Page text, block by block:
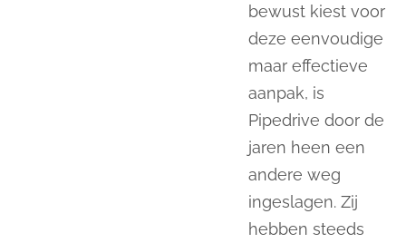
bewust kiest voor
deze eenvoudige
maar effectieve
aanpak, is
Pipedrive door de
jaren heen een
andere weg
ingeslagen. Zij
hebben steeds